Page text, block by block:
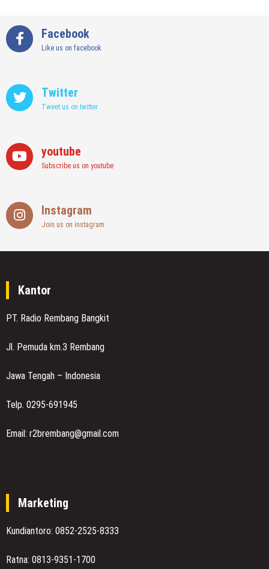
Facebook
Like us on facebook
Twitter
Tweet us on twitter
youtube
Subscribe us on youtube
Instagram
Join us on instagram
Kantor
PT. Radio Rembang Bangkit
Jl. Pemuda km.3 Rembang
Jawa Tengah – Indonesia
Telp. 0295-691945
Email: r2brembang@gmail.com
Marketing
Kundiantoro: 0852-2525-8333
Ratna: 0813-9351-1700